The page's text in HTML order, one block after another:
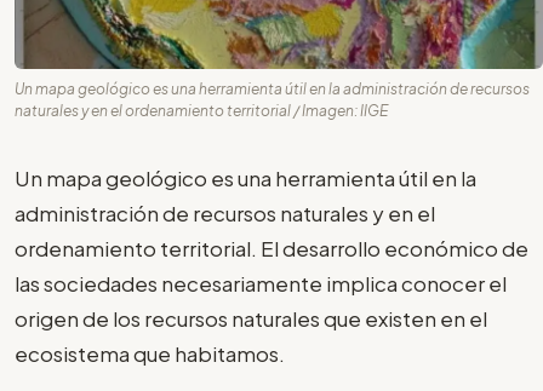
Un mapa geológico es una herramienta útil en la administración de recursos
naturales y en el ordenamiento territorial / Imagen: IIGE
Un mapa geológico es una herramienta útil en la
administración de recursos naturales y en el
ordenamiento territorial. El desarrollo económico de
las sociedades necesariamente implica conocer el
origen de los recursos naturales que existen en el
ecosistema que habitamos.